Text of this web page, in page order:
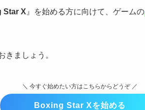
Star X』を始める方に向けて、ゲームの
きましょう。
＼ 今すぐ始めたい方はこちらからどうぞ ／
Boxing Star Xを始める